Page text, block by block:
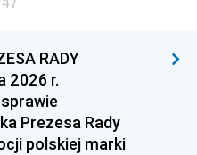
RADY
2026 r.
Prezesa Rady
polskiej marki